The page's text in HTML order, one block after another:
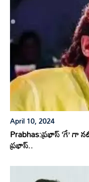
April 10, 2024
Prabhas:ప్రభాస్ ‘గే’ గా
ప్రభాస్..